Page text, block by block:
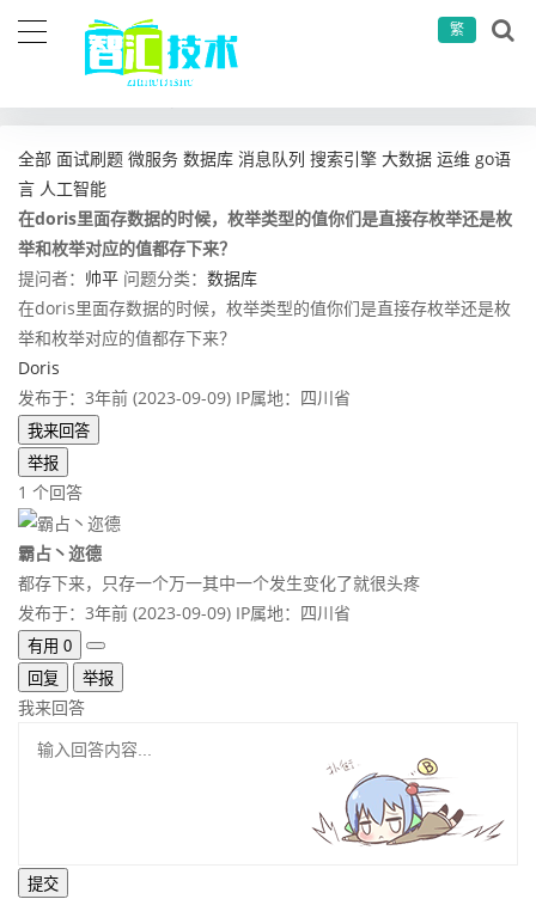
繁
全部 面试刷题 微服务 数据库 消息队列 搜索引擎 大数据 运维 go语
言 人工智能
在doris里面存数据的时候，枚举类型的值你们是直接存枚举还是枚
举和枚举对应的值都存下来？
提问者： 帅平 问题分类： 数据库
在doris里面存数据的时候，枚举类型的值你们是直接存枚举还是枚
举和枚举对应的值都存下来？
Doris
发布于：3年前 (2023-09-09) IP属地：四川省
我来回答
举报
1 个回答
霸占丶迩德
都存下来，只存一个万一其中一个发生变化了就很头疼
发布于：3年前 (2023-09-09) IP属地：四川省
有用 0
回复
举报
我来回答